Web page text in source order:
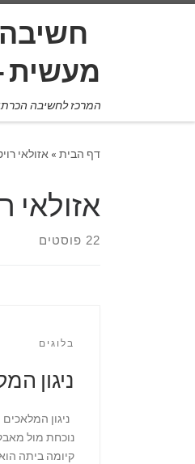
לתוכן
המרכז לחשיבה
דף הבית » אזולאי
אזולאי
22 פוסטים
בלוגים
ניגון
ניגון
נוכחת מול
קיומה ביתה